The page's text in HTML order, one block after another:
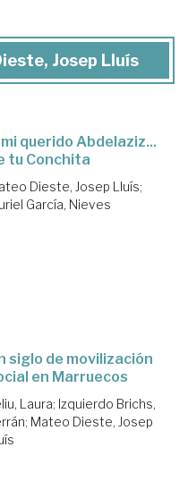
Josep Lluís
querido Abdelaziz...
tu Conchita
Dieste, Josep Lluís;
García, Nieves
siglo de movilización
en Marruecos
Laura; Izquierdo Brichs,
; Mateo Dieste, Josep